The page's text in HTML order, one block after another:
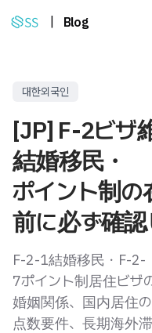
Blog
대한외국인
[JP] F-2ビザ
結婚移民・
ポイント制
前に必ず確
F-2-1結婚移民・F-2-
7ポイント制居住ビザ
婚姻関係、国内居住
点数要件、長期海外